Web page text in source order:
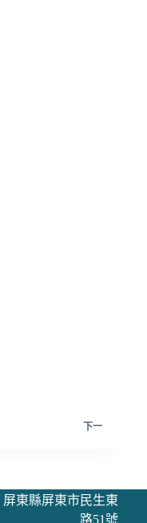
下一
屏東縣屏東市民生東
路51號